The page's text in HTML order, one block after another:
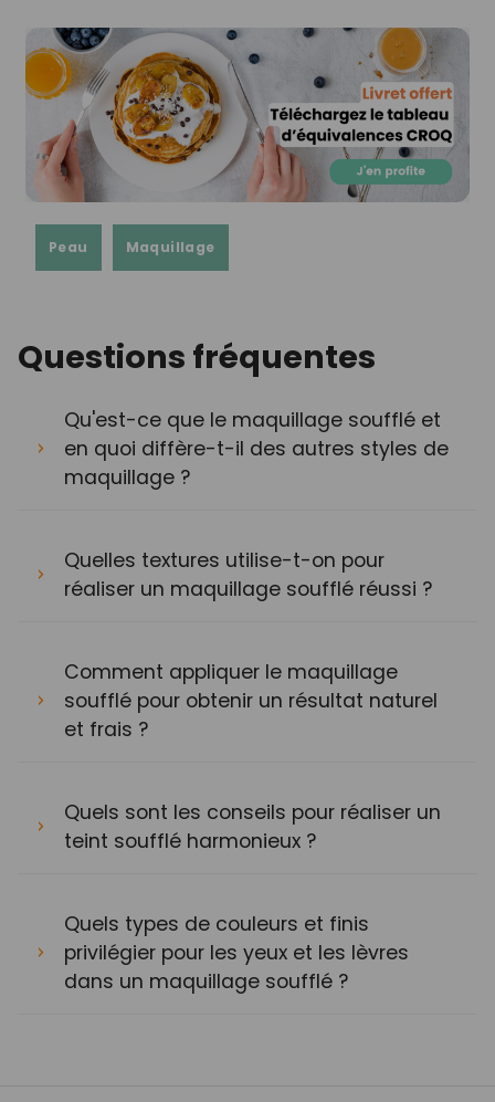
Peau Maquillage
Questions fréquentes
Qu'est-ce que le maquillage soufflé et
en quoi diffère-t-il des autres styles de
maquillage ?
Quelles textures utilise-t-on pour
réaliser un maquillage soufflé réussi ?
Comment appliquer le maquillage
soufflé pour obtenir un résultat naturel
et frais ?
Quels sont les conseils pour réaliser un
teint soufflé harmonieux ?
Quels types de couleurs et finis
privilégier pour les yeux et les lèvres
dans un maquillage soufflé ?